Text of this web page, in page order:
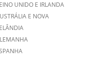
UNIDO E IRLANDA
E NOVA